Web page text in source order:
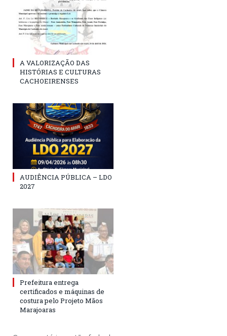
A VALORIZAÇÃO DAS
HISTÓRIAS E CULTURAS
CACHOEIRENSES
AUDIÊNCIA PÚBLICA – LDO
2027
Prefeitura entrega
certificados e máquinas de
costura pelo Projeto Mãos
Marajoaras